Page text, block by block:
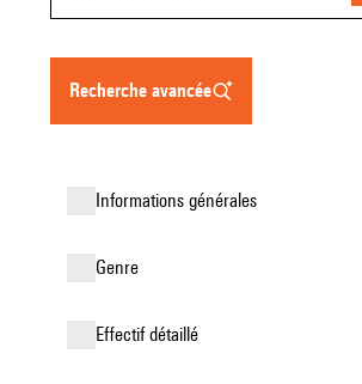
recherche avancée
informations générales
genre
effectif détaillé